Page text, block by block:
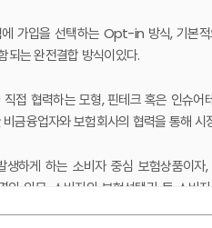
가입을 선택하는 Opt-in 방식, 기본
는 완전결합 방식이있다.
접 협력하는 모형, 핀테크 혹은 인슈
금융업자와 보험회사의 협력을 통해 시
하게 하는 소비자 중심 보험상품이
의무, 소비자의 보험선택권 등 소비
절한 규제의 마련도 필요할 것으로 보인